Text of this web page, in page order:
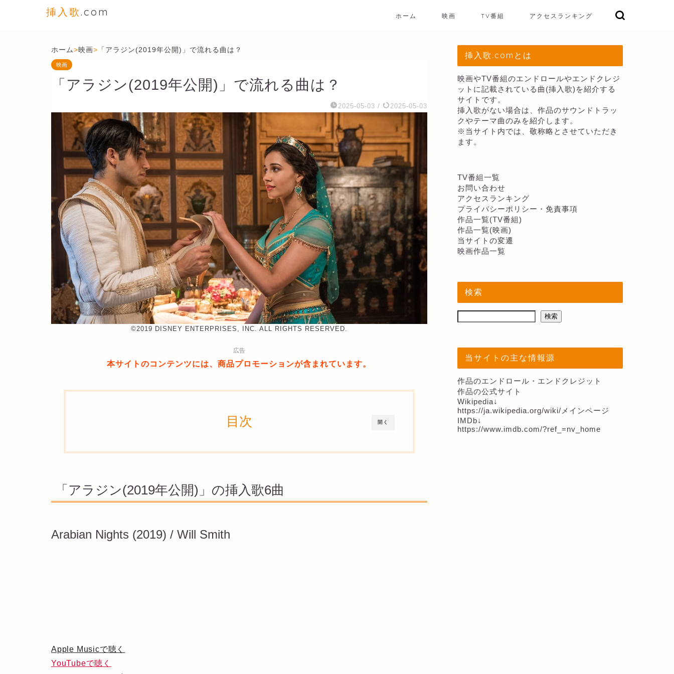
挿入歌.com ホーム 映画 TV番組 アクセスランキング
ホーム>映画> 「アラジン(2019年公開)」で流れる曲は？
映画
「アラジン(2019年公開)」で流れる曲は？
2025-05-03 / 2025-05-03
©︎2019 DISNEY ENTERPRISES, INC. ALL RIGHTS RESERVED.
広告
本サイトのコンテンツには、商品プロモーションが含まれています。
開く
目次
「アラジン(2019年公開)」の挿入歌6曲
Arabian Nights (2019) / Will Smith
Apple Musicで聴く
YouTubeで聴く
挿入歌.comとは
映画やTV番組のエンドロールやエンドクレジ
ットに記載されている曲(挿入歌)を紹介する
サイトです。
挿入歌がない場合は、作品のサウンドトラッ
クやテーマ曲のみを紹介します。
※当サイト内では、敬称略とさせていただき
ます。
TV番組一覧
お問い合わせ
アクセスランキング
プライバシーポリシー・免責事項
作品一覧(TV番組)
作品一覧(映画)
当サイトの変遷
映画作品一覧
検索
検索
当サイトの主な情報源
作品のエンドロール・エンドクレジット
作品の公式サイト
Wikipedia↓
https://ja.wikipedia.org/wiki/メインページ
IMDb↓
https://www.imdb.com/?ref_=nv_home